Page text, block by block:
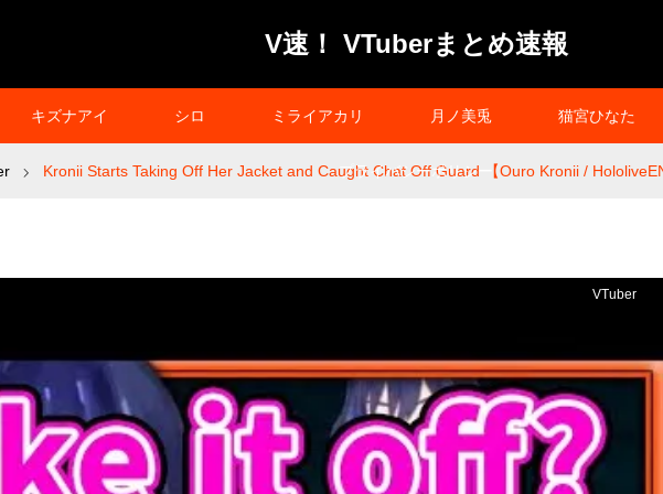
V速！ VTuberまとめ速報
キズナアイ シロ ミライアカリ 月ノ美兎 猫宮ひなた
プライバシーポリシー
Kronii Starts Taking Off Her Jacket and Caught Chat Off Guard 【Ouro Kronii / HololiveEN
VTuber